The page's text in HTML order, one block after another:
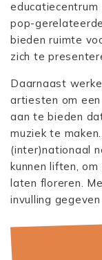
pop-
bieden ruimte
zich te
Daarnaast
artiesten om
aan te bieden
muziek te
(inter)nationaal
kunnen liften,
laten floreren.
invulling